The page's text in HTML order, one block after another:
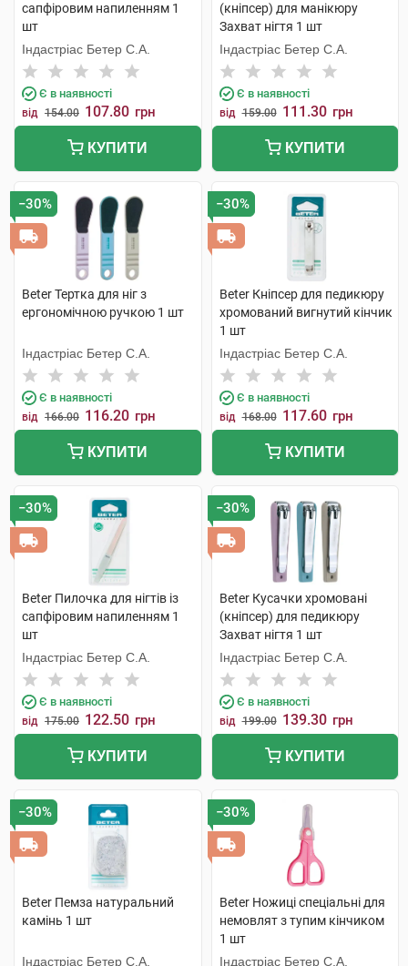
сапфіровим напиленням 1
шт
Індастріас Бетер С.А.
Є в наявності
від 154.00 107.80 грн
КУПИТИ
(кніпсер) для манікюру
Захват нігтя 1 шт
Індастріас Бетер С.А.
Є в наявності
від 159.00 111.30 грн
КУПИТИ
−30%
Beter Тертка для ніг з
ергономічною ручкою 1 шт
Індастріас Бетер С.А.
Є в наявності
від 166.00 116.20 грн
КУПИТИ
−30%
Beter Кніпсер для педикюру
хромований вигнутий кінчик
1 шт
Індастріас Бетер С.А.
Є в наявності
від 168.00 117.60 грн
КУПИТИ
−30%
Beter Пилочка для нігтів із
сапфіровим напиленням 1
шт
Індастріас Бетер С.А.
Є в наявності
від 175.00 122.50 грн
КУПИТИ
−30%
Beter Кусачки хромовані
(кніпсер) для педикюру
Захват нігтя 1 шт
Індастріас Бетер С.А.
Є в наявності
від 199.00 139.30 грн
КУПИТИ
−30%
Beter Пемза натуральний
камінь 1 шт
Індастріас Бетер С.А.
−30%
Beter Ножиці спеціальні для
немовлят з тупим кінчиком
1 шт
Індастріас Бетер С.А.